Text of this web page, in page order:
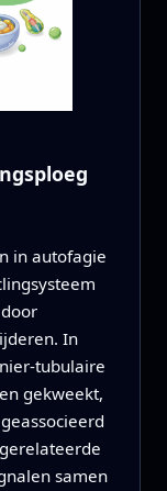
in autofagie
In
tubulaire
gekweekt,
samen